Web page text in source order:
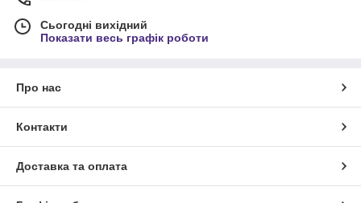
Сьогодні вихідний
Показати весь графік роботи
Про нас
Контакти
Доставка та оплата